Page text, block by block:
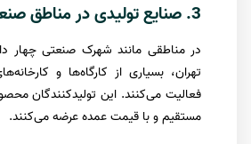
3. صنایع تولیدی در مناطق صنعتی تهران
در مناطقی مانند شهرک صنعتی چهار
تهران، بسیاری از کارگاه‌ها و
فعالیت می‌کنند. این تولیدکنندگان
مستقیم و با قیمت عمده عرضه می‌کنند.